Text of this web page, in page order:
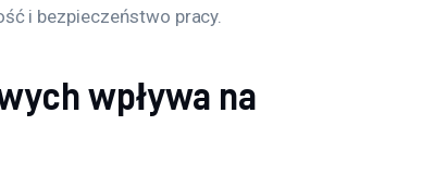
i bezpieczeństwo pracy.
wpływa na